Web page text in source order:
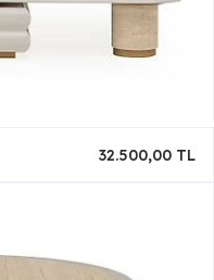
32.500,00 TL